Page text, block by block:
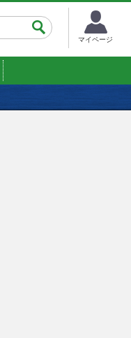
マイページ